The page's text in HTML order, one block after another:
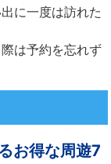
に一度は訪れた
は予約を忘れず
お得な周遊7